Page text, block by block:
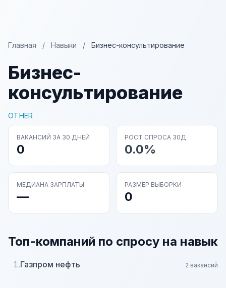
Главная / Навыки / Бизнес-консультирование
Бизнес-
консультирование
OTHER
ВАКАНСИЙ ЗА 30 ДНЕЙ
0
РОСТ СПРОСА 30Д
0.0%
МЕДИАНА ЗАРПЛАТЫ
—
РАЗМЕР ВЫБОРКИ
0
Топ-компаний по спросу на навык
1.Газпром нефть 2 вакансий